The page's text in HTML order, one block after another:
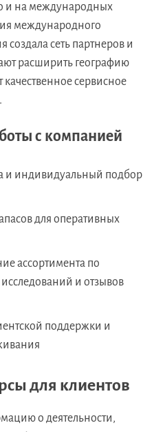
и на международных
международного
создала сеть партнеров и
расширить географию
качественное сервисное
с компанией
и индивидуальный подбор
для оперативных
ассортимента по
и отзывов
поддержки и
для клиентов
о деятельности,